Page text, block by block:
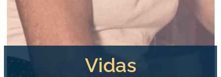
Vidas